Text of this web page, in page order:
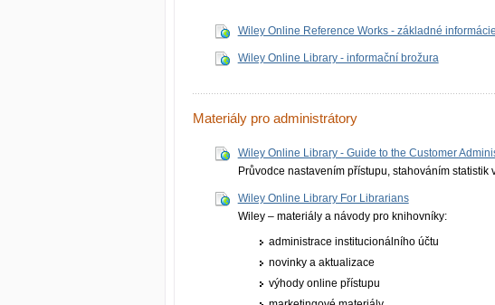
Wiley Online Reference Works - základné informácie
Wiley Online Library - informační brožura
Materiály pro administrátory
Wiley Online Library - Guide to the Customer
Průvodce nastavením přístupu, stahováním statistik
Wiley Online Library For Librarians
Wiley – materiály a návody pro knihovníky:
administrace institucionálního účtu
novinky a aktualizace
výhody online přístupu